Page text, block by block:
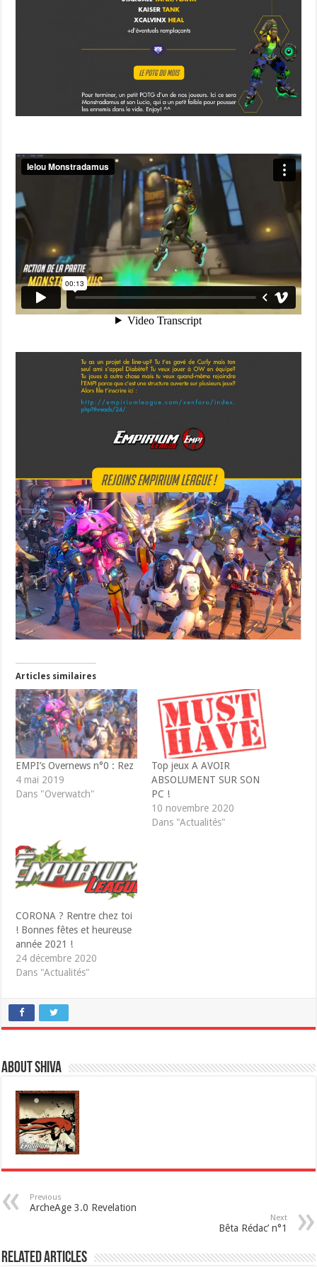
Articles similaires
EMPI’s Overnews n°0 : Rez
4 mai 2019
Dans "Overwatch"
Top jeux A AVOIR
ABSOLUMENT SUR SON
PC !
10 novembre 2020
Dans "Actualités"
CORONA ? Rentre chez toi
! Bonnes fêtes et heureuse
année 2021 !
24 décembre 2020
Dans "Actualités"
About Shiva
Previous
ArcheAge 3.0 Revelation
Next
Bêta Rédac’ n°1
Related Articles